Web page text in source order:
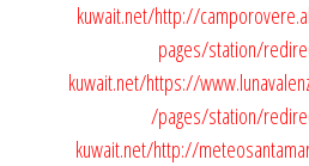
kuwait.net/http://
pages/station/
kuwait.net/https://
/pages/station/
kuwait.net/http://